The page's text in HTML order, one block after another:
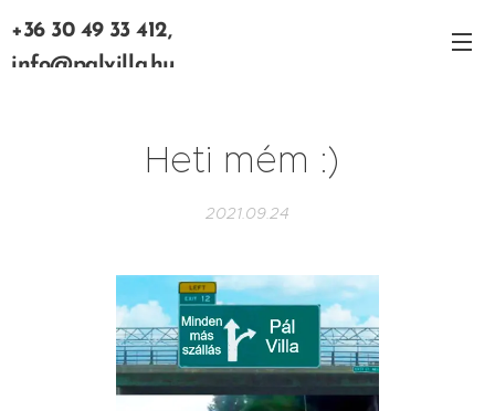
+36 30 49 33 412,
info@palvilla.hu
Heti mém :)
2021.09.24